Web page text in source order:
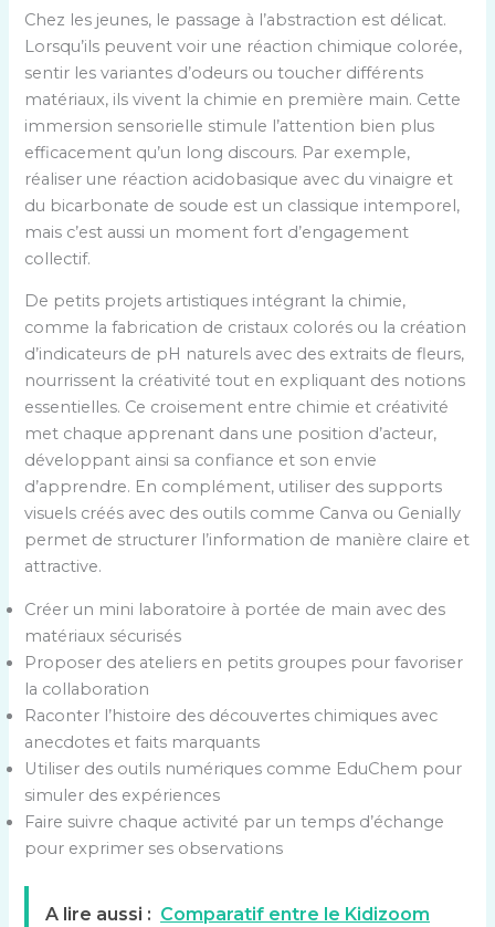
Chez les jeunes, le passage à l’abstraction est délicat.
Lorsqu’ils peuvent voir une réaction chimique colorée,
sentir les variantes d’odeurs ou toucher différents
matériaux, ils vivent la chimie en première main. Cette
immersion sensorielle stimule l’attention bien plus
efficacement qu’un long discours. Par exemple,
réaliser une réaction acidobasique avec du vinaigre et
du bicarbonate de soude est un classique intemporel,
mais c’est aussi un moment fort d’engagement
collectif.
De petits projets artistiques intégrant la chimie,
comme la fabrication de cristaux colorés ou la création
d’indicateurs de pH naturels avec des extraits de fleurs,
nourrissent la créativité tout en expliquant des notions
essentielles. Ce croisement entre chimie et créativité
met chaque apprenant dans une position d’acteur,
développant ainsi sa confiance et son envie
d’apprendre. En complément, utiliser des supports
visuels créés avec des outils comme Canva ou Genially
permet de structurer l’information de manière claire et
attractive.
Créer un mini laboratoire à portée de main avec des
matériaux sécurisés
Proposer des ateliers en petits groupes pour favoriser
la collaboration
Raconter l’histoire des découvertes chimiques avec
anecdotes et faits marquants
Utiliser des outils numériques comme EduChem pour
simuler des expériences
Faire suivre chaque activité par un temps d’échange
pour exprimer ses observations
A lire aussi : Comparatif entre le Kidizoom